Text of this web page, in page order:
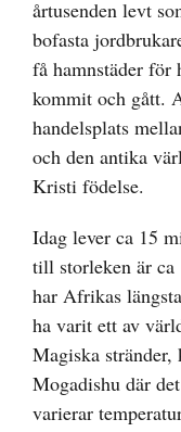
årtusenden levt
bofasta
få hamnstäder för
kommit och gått.
handelsplats
och den antika
Kristi födelse.
Idag lever ca 15
till storleken är ca
har Afrikas
ha varit ett av
Magiska
Mogadishu där
varierar